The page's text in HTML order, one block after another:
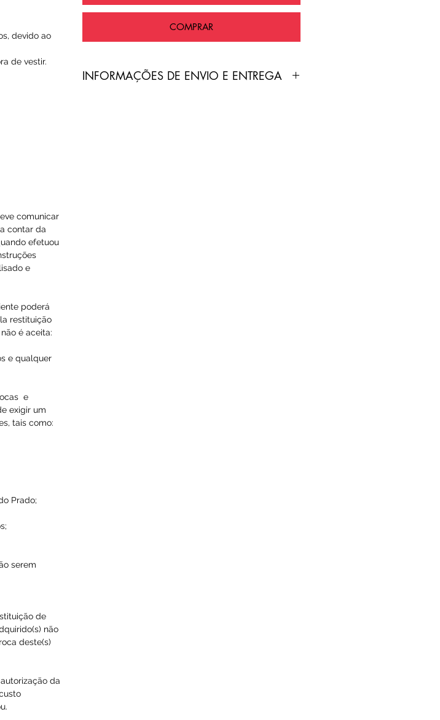
devido ao
de vestir.
comunicar
contar da
efetuou
e
poderá
restituição
é aceita:
e qualquer
e
exigir um
tais como:
Prado;
serem
de
não
deste(s)
da
COMPRAR
​INFORMAÇÕES DE ENVIO E ENTREGA